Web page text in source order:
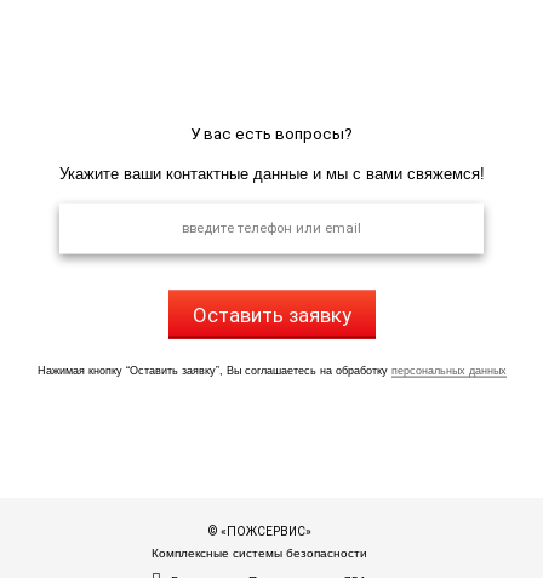
У вас есть вопросы?
Укажите ваши контактные данные и мы с вами свяжемся!
Оставить заявку
Нажимая кнопку “Оставить заявку”, Вы соглашаетесь на обработку персональных данных
© «ПОЖСЕРВИС»
Комплексные системы безопасности